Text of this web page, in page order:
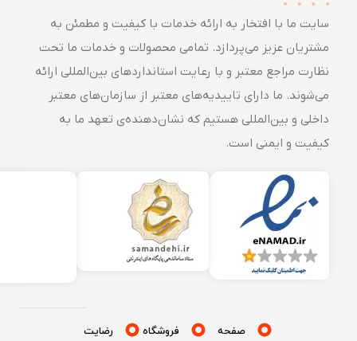
سایت ما با افتخار به ارائه خدمات با کیفیت و مطمئن به
مشتریان عزیز می‌پردازد. تمامی محصولات و خدمات ما تحت
نظارت مراجع معتبر و با رعایت استانداردهای بین‌المللی ارائه
می‌شوند. ما دارای تاییدیه‌های معتبر از سازمان‌های معتبر
داخلی و بین‌المللی هستیم که نشان‌دهنده‌ی تعهد ما به
کیفیت و ایمنی است.
صفحه
فروشگاه
رضایت